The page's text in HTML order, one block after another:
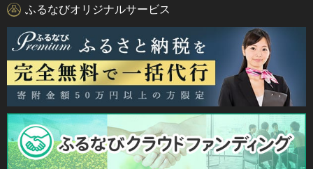
ふるなびオリジナルサービス